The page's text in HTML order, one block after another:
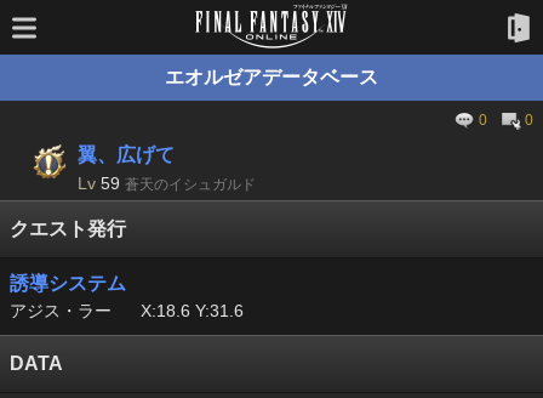
エオルゼアデータベース
0 0
翼、広げて
Lv 59 蒼天のイシュガルド
クエスト発行
誘導システム
アジス・ラー X:18.6 Y:31.6
DATA